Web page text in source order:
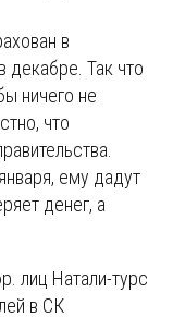
в
декабре. Так что
ничего не
что
ему дадут
денег, а
лиц Натали-турс
в СК